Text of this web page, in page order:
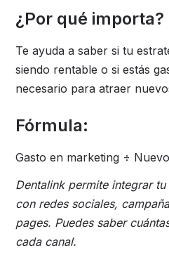
¿Por qué importa?
Te ayuda a saber si tu
siendo rentable o si estás
necesario para atraer
Fórmula:
Gasto en marketing ÷
Dentalink permite integrar
con redes sociales,
pages. Puedes saber
cada canal.